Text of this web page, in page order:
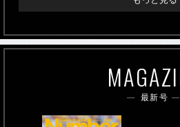
最新号